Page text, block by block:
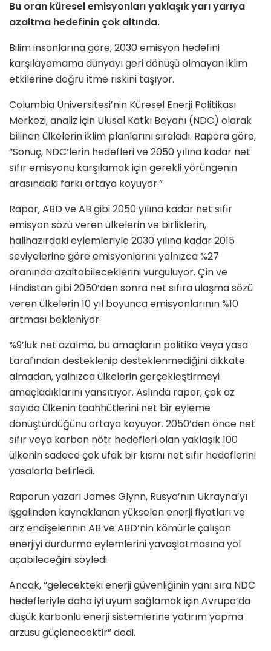
Bu oran küresel emisyonları yaklaşık yarı yarıya
azaltma hedefinin çok altında.
Bilim insanlarına göre, 2030 emisyon hedefini
karşılayamama dünyayı geri dönüşü olmayan iklim
etkilerine doğru itme riskini taşıyor.
Columbia Üniversitesi’nin Küresel Enerji Politikası
Merkezi, analiz için Ulusal Katkı Beyanı (NDC) olarak
bilinen ülkelerin iklim planlarını sıraladı. Rapora göre,
“Sonuç, NDC’lerin hedefleri ve 2050 yılına kadar net
sıfır emisyonu karşılamak için gerekli yörüngenin
arasındaki farkı ortaya koyuyor.”
Rapor, ABD ve AB gibi 2050 yılına kadar net sıfır
emisyon sözü veren ülkelerin ve birliklerin,
halihazırdaki eylemleriyle 2030 yılına kadar 2015
seviyelerine göre emisyonlarını yalnızca %27
oranında azaltabileceklerini vurguluyor. Çin ve
Hindistan gibi 2050’den sonra net sıfıra ulaşma sözü
veren ülkelerin 10 yıl boyunca emisyonlarının %10
artması bekleniyor.
%9’luk net azalma, bu amaçların politika veya yasa
tarafından desteklenip desteklenmediğini dikkate
almadan, yalnızca ülkelerin gerçekleştirmeyi
amaçladıklarını yansıtıyor. Aslında rapor, çok az
sayıda ülkenin taahhütlerini net bir eyleme
dönüştürdüğünü ortaya koyuyor. 2050’den önce net
sıfır veya karbon nötr hedefleri olan yaklaşık 100
ülkenin sadece çok ufak bir kısmı net sıfır hedeflerini
yasalarla belirledi.
Raporun yazarı James Glynn, Rusya’nın Ukrayna’yı
işgalinden kaynaklanan yükselen enerji fiyatları ve
arz endişelerinin AB ve ABD’nin kömürle çalışan
enerjiyi durdurma eylemlerini yavaşlatmasına yol
açabileceğini söyledi.
Ancak, “gelecekteki enerji güvenliğinin yanı sıra NDC
hedefleriyle daha iyi uyum sağlamak için Avrupa’da
düşük karbonlu enerji sistemlerine yatırım yapma
arzusu güçlenecektir” dedi.